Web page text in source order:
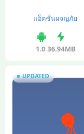
แอ็คชั่นผจญภัย
1.0 36.94MB
UPDATED